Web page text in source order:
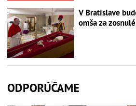
V Bratislave
omša za
ODPORÚČAME